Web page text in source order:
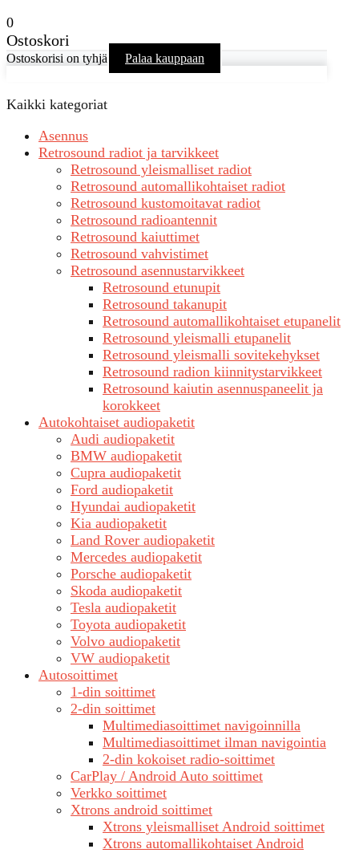
0
Ostoskori
Ostoskorisi on tyhjä Palaa kauppaan
Kaikki kategoriat
Asennus
Retrosound radiot ja tarvikkeet
Retrosound yleismalliset radiot
Retrosound automallikohtaiset radiot
Retrosound kustomoitavat radiot
Retrosound radioantennit
Retrosound kaiuttimet
Retrosound vahvistimet
Retrosound asennustarvikkeet
Retrosound etunupit
Retrosound takanupit
Retrosound automallikohtaiset etupanelit
Retrosound yleismalli etupanelit
Retrosound yleismalli sovitekehykset
Retrosound radion kiinnitystarvikkeet
Retrosound kaiutin asennuspaneelit ja
korokkeet
Autokohtaiset audiopaketit
Audi audiopaketit
BMW audiopaketit
Cupra audiopaketit
Ford audiopaketit
Hyundai audiopaketit
Kia audiopaketit
Land Rover audiopaketit
Mercedes audiopaketit
Porsche audiopaketit
Skoda audiopaketit
Tesla audiopaketit
Toyota audiopaketit
Volvo audiopaketit
VW audiopaketit
Autosoittimet
1-din soittimet
2-din soittimet
Multimediasoittimet navigoinnilla
Multimediasoittimet ilman navigointia
2-din kokoiset radio-soittimet
CarPlay / Android Auto soittimet
Verkko soittimet
Xtrons android soittimet
Xtrons yleismalliset Android soittimet
Xtrons automallikohtaiset Android